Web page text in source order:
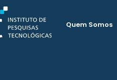
Quem Somos